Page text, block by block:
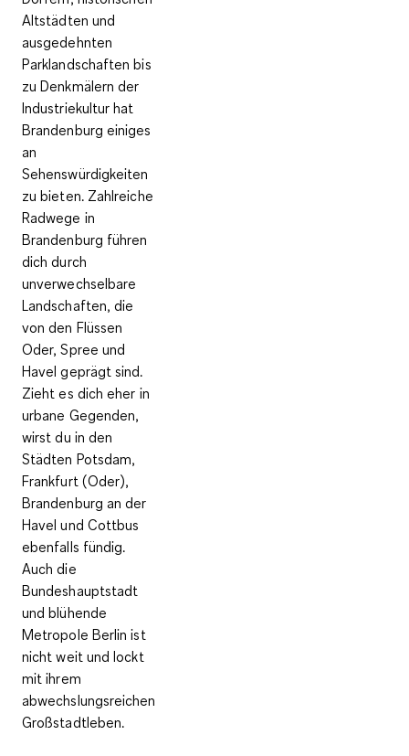
Altstädten und
ausgedehnten
Parklandschaften bis
zu Denkmälern der
Industriekultur hat
Brandenburg einiges
an
Sehenswürdigkeiten
zu bieten. Zahlreiche
Radwege in
Brandenburg führen
dich durch
unverwechselbare
Landschaften, die
von den Flüssen
Oder, Spree und
Havel geprägt sind.
Zieht es dich eher in
urbane Gegenden,
wirst du in den
Städten Potsdam,
Frankfurt (Oder),
Brandenburg an der
Havel und Cottbus
ebenfalls fündig.
Auch die
Bundeshauptstadt
und blühende
Metropole Berlin ist
nicht weit und lockt
mit ihrem
abwechslungsreichen
Großstadtleben.